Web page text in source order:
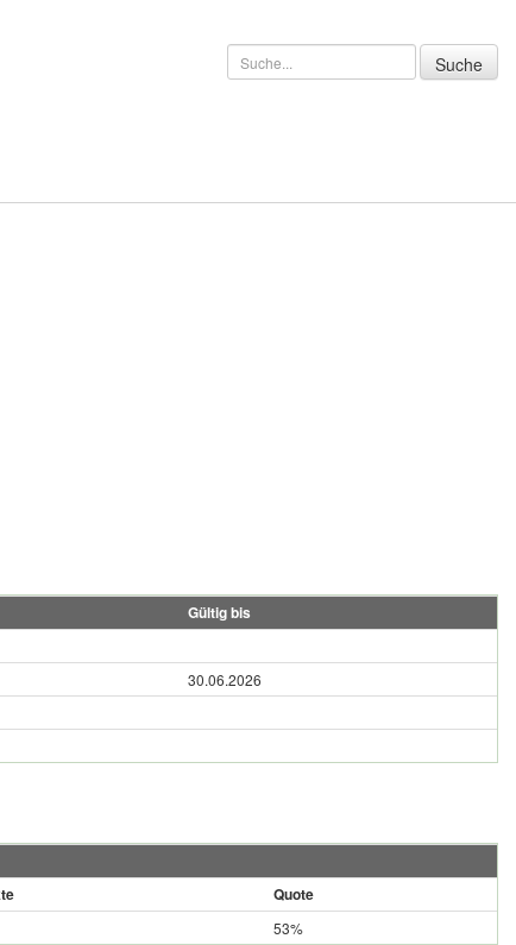
Gültig bis
30.06.2026
Quote
53%